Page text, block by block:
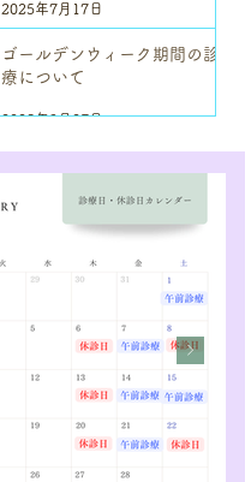
2025年7月17日
ゴールデンウィーク期間の診
療について
2025年3月27日